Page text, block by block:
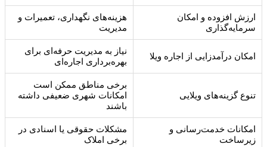
ارزش افزوده و امکان
سرمایه‌گذاری
هزینه‌های نگهداری، تعمیرات و
مدیریت
امکان درآمدزایی از اجاره ویلا
نیاز به مدیریت حرفه‌ای برای
بهره‌برداری اجاره‌ای
تنوع گزینه‌های ویلایی
برخی مناطق ممکن است
امکانات شهری ضعیفی داشته
باشند
امکانات خدمت‌رسانی و
زیرساخت
مشکلات حقوقی یا اسنادی در
برخی املاک